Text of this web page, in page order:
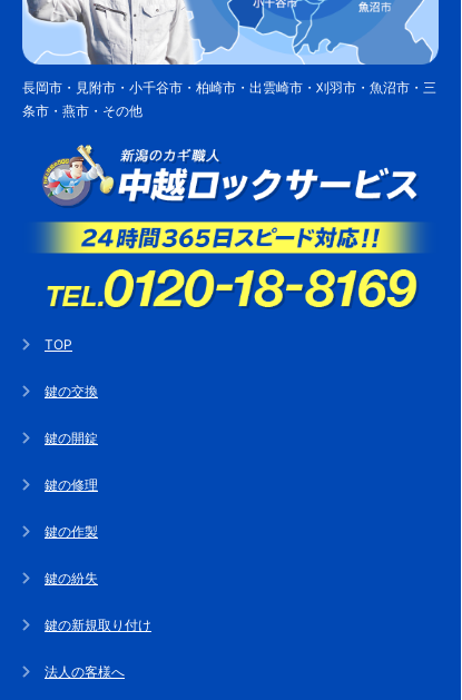
長岡市・見附市・小千谷市・柏崎市・出雲崎市・刈羽市・魚沼市・三
条市・燕市・その他
TOP
鍵の交換
鍵の開錠
鍵の修理
鍵の作製
鍵の紛失
鍵の新規取り付け
法人の客様へ